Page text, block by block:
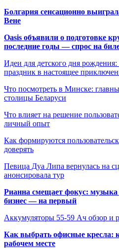
Болгария сенсационно
Вене
Oasis объявили о подготовке
последние годы — спрос на
Идеи для детского дня
праздник в настоящее
Что посмотреть в Минске:
столицы Беларуси
Что влияет на решение
личный опыт
Как формируются
доверять
Певица Дуа Липа вернулась на
анонсировала тур
Рианна смещает фокус: музыка
бизнес — на первый
Аккумуляторы 55-59 Ач обзор и
Как выбрать офисные кресла:
рабочем месте